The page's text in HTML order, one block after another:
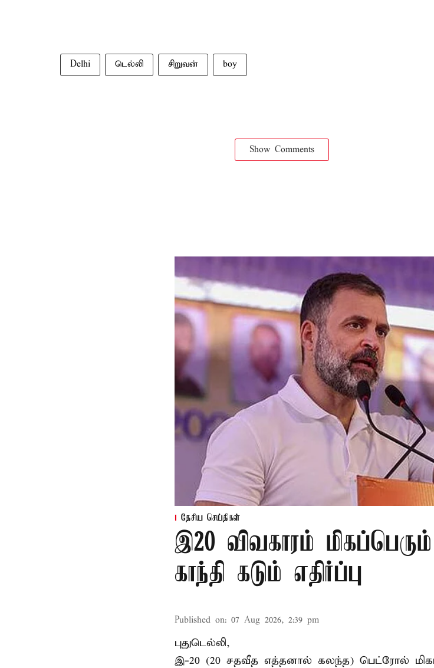
Delhi டெல்லி சிறுவன் boy
Show Comments
தேசிய செய்திகள்
இ20 விவகாரம்
காந்தி கடும் எதிர்ப்பு
Published on: 07 Aug 2026, 2:39 pm
புதுடெல்லி,
இ-20 (20 சதவீத எத்தனால் கலந்த) பெட்ரோல்